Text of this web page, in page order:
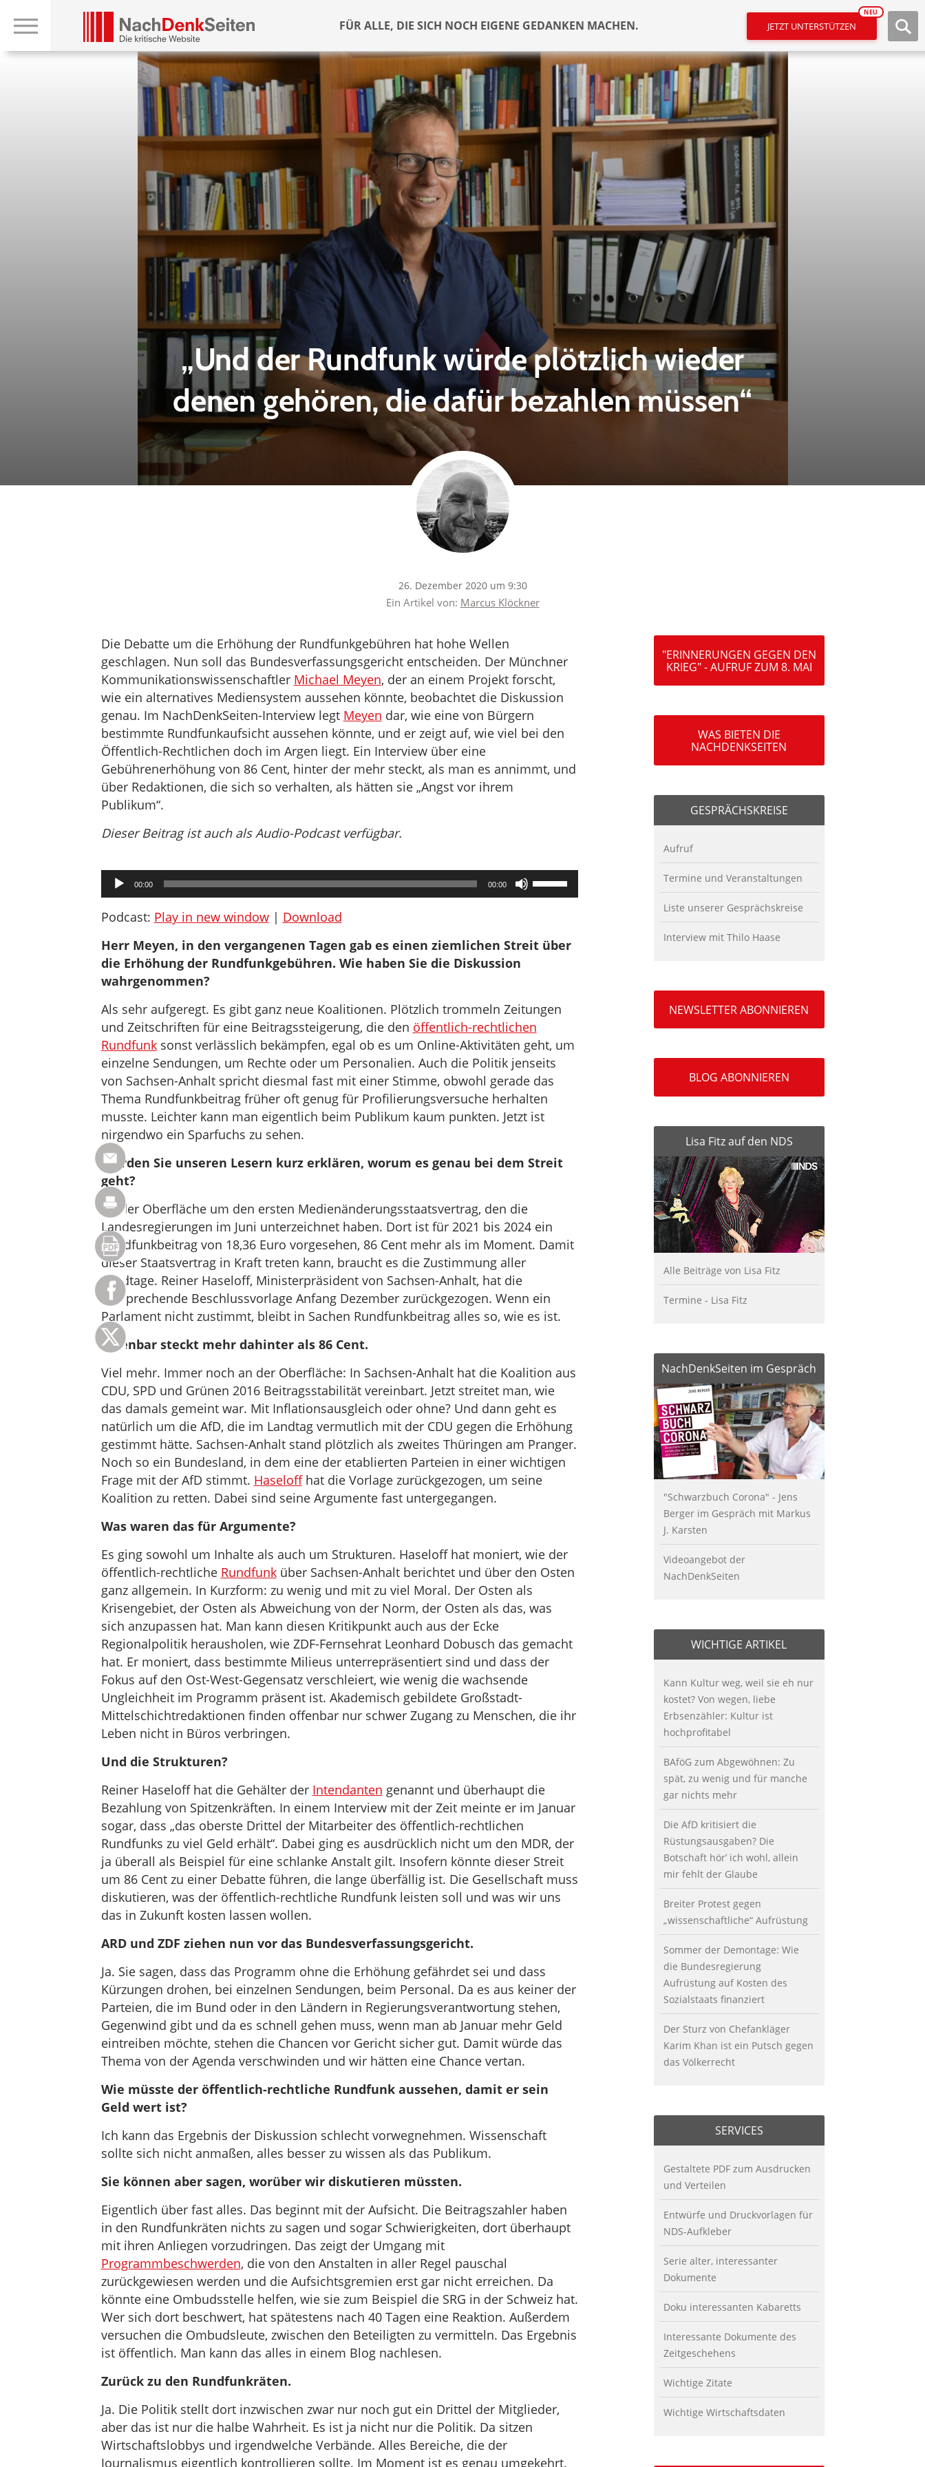
FÜR ALLE, DIE SICH NOCH EIGENE GEDANKEN MACHEN. JETZT UNTERSTÜTZEN
NEU
„Und der Rundfunk würde plötzlich wieder
denen gehören, die dafür bezahlen müssen“
26. Dezember 2020 um 9:30
Ein Artikel von: Marcus Klöckner
Die Debatte um die Erhöhung der Rundfunkgebühren hat hohe Wellen
geschlagen. Nun soll das Bundesverfassungsgericht entscheiden. Der Münchner
Kommunikationswissenschaftler Michael Meyen, der an einem Projekt forscht,
wie ein alternatives Mediensystem aussehen könnte, beobachtet die Diskussion
genau. Im NachDenkSeiten-Interview legt Meyen dar, wie eine von Bürgern
bestimmte Rundfunkaufsicht aussehen könnte, und er zeigt auf, wie viel bei den
Öffentlich-Rechtlichen doch im Argen liegt. Ein Interview über eine
Gebührenerhöhung von 86 Cent, hinter der mehr steckt, als man es annimmt, und
über Redaktionen, die sich so verhalten, als hätten sie „Angst vor ihrem
Publikum“.
Dieser Beitrag ist auch als Audio-Podcast verfügbar.
Audio-
Player
00:00 00:00
Pfeiltasten
Hoch/Runter
die
Podcast: Play in new window| Download
Herr Meyen, in den vergangenen Tagen gab es einen ziemlichen Streit über
die Erhöhung der Rundfunkgebühren. Wie haben Sie die Diskussion
wahrgenommen?
Als sehr aufgeregt. Es gibt ganz neue Koalitionen. Plötzlich trommeln Zeitungen
und Zeitschriften für eine Beitragssteigerung, die den öffentlich-rechtlichen
Rundfunksonst verlässlich bekämpfen, egal ob es um Online-Aktivitäten geht, um
einzelne Sendungen, um Rechte oder um Personalien. Auch die Politik jenseits
von Sachsen-Anhalt spricht diesmal fast mit einer Stimme, obwohl gerade das
Thema Rundfunkbeitrag früher oft genug für Profilierungsversuche herhalten
musste. Leichter kann man eigentlich beim Publikum kaum punkten. Jetzt ist
nirgendwo ein Sparfuchs zu sehen.
Würden Sie unseren Lesern kurz erklären, worum es genau bei dem Streit
geht?
An der Oberfläche um den ersten Medienänderungsstaatsvertrag, den die
Landesregierungen im Juni unterzeichnet haben. Dort ist für 2021 bis 2024 ein
Rundfunkbeitrag von 18,36 Euro vorgesehen, 86 Cent mehr als im Moment. Damit
dieser Staatsvertrag in Kraft treten kann, braucht es die Zustimmung aller
Landtage. Reiner Haseloff, Ministerpräsident von Sachsen-Anhalt, hat die
entsprechende Beschlussvorlage Anfang Dezember zurückgezogen. Wenn ein
Parlament nicht zustimmt, bleibt in Sachen Rundfunkbeitrag alles so, wie es ist.
Offenbar steckt mehr dahinter als 86 Cent.
Viel mehr. Immer noch an der Oberfläche: In Sachsen-Anhalt hat die Koalition aus
CDU, SPD und Grünen 2016 Beitragsstabilität vereinbart. Jetzt streitet man, wie
das damals gemeint war. Mit Inflationsausgleich oder ohne? Und dann geht es
natürlich um die AfD, die im Landtag vermutlich mit der CDU gegen die Erhöhung
gestimmt hätte. Sachsen-Anhalt stand plötzlich als zweites Thüringen am Pranger.
Noch so ein Bundesland, in dem eine der etablierten Parteien in einer wichtigen
Frage mit der AfD stimmt. Haseloffhat die Vorlage zurückgezogen, um seine
Koalition zu retten. Dabei sind seine Argumente fast untergegangen.
Was waren das für Argumente?
Es ging sowohl um Inhalte als auch um Strukturen. Haseloff hat moniert, wie der
öffentlich-rechtliche Rundfunküber Sachsen-Anhalt berichtet und über den Osten
ganz allgemein. In Kurzform: zu wenig und mit zu viel Moral. Der Osten als
Krisengebiet, der Osten als Abweichung von der Norm, der Osten als das, was
sich anzupassen hat. Man kann diesen Kritikpunkt auch aus der Ecke
Regionalpolitik herausholen, wie ZDF-Fernsehrat Leonhard Dobusch das gemacht
hat. Er moniert, dass bestimmte Milieus unterrepräsentiert sind und dass der
Fokus auf den Ost-West-Gegensatz verschleiert, wie wenig die wachsende
Ungleichheit im Programm präsent ist. Akademisch gebildete Großstadt-
Mittelschichtredaktionen finden offenbar nur schwer Zugang zu Menschen, die ihr
Leben nicht in Büros verbringen.
Und die Strukturen?
Reiner Haseloff hat die Gehälter der Intendanten genannt und überhaupt die
Bezahlung von Spitzenkräften. In einem Interview mit der Zeit meinte er im Januar
sogar, dass „das oberste Drittel der Mitarbeiter des öffentlich-rechtlichen
Rundfunks zu viel Geld erhält“. Dabei ging es ausdrücklich nicht um den MDR, der
ja überall als Beispiel für eine schlanke Anstalt gilt. Insofern könnte dieser Streit
um 86 Cent zu einer Debatte führen, die lange überfällig ist. Die Gesellschaft muss
diskutieren, was der öffentlich-rechtliche Rundfunk leisten soll und was wir uns
das in Zukunft kosten lassen wollen.
ARD und ZDF ziehen nun vor das Bundesverfassungsgericht.
Ja. Sie sagen, dass das Programm ohne die Erhöhung gefährdet sei und dass
Kürzungen drohen, bei einzelnen Sendungen, beim Personal. Da es aus keiner der
Parteien, die im Bund oder in den Ländern in Regierungsverantwortung stehen,
Gegenwind gibt und da es schnell gehen muss, wenn man ab Januar mehr Geld
eintreiben möchte, stehen die Chancen vor Gericht sicher gut. Damit würde das
Thema von der Agenda verschwinden und wir hätten eine Chance vertan.
Wie müsste der öffentlich-rechtliche Rundfunk aussehen, damit er sein
Geld wert ist?
Ich kann das Ergebnis der Diskussion schlecht vorwegnehmen. Wissenschaft
sollte sich nicht anmaßen, alles besser zu wissen als das Publikum.
Sie können aber sagen, worüber wir diskutieren müssten.
Eigentlich über fast alles. Das beginnt mit der Aufsicht. Die Beitragszahler haben
in den Rundfunkräten nichts zu sagen und sogar Schwierigkeiten, dort überhaupt
mit ihren Anliegen vorzudringen. Das zeigt der Umgang mit
Programmbeschwerden, die von den Anstalten in aller Regel pauschal
zurückgewiesen werden und die Aufsichtsgremien erst gar nicht erreichen. Da
könnte eine Ombudsstelle helfen, wie sie zum Beispiel die SRG in der Schweiz hat.
Wer sich dort beschwert, hat spätestens nach 40 Tagen eine Reaktion. Außerdem
versuchen die Ombudsleute, zwischen den Beteiligten zu vermitteln. Das Ergebnis
ist öffentlich. Man kann das alles in einem Blog nachlesen.
Zurück zu den Rundfunkräten.
Ja. Die Politik stellt dort inzwischen zwar nur noch gut ein Drittel der Mitglieder,
aber das ist nur die halbe Wahrheit. Es ist ja nicht nur die Politik. Da sitzen
Wirtschaftslobbys und irgendwelche Verbände. Alles Bereiche, die der
Journalismus eigentlich kontrollieren sollte. Im Moment ist es genau umgekehrt.
"ERINNERUNGEN GEGEN DEN
KRIEG" - AUFRUF ZUM 8. MAI
WAS BIETEN DIE
NACHDENKSEITEN
GESPRÄCHSKREISE
Aufruf
Termine und Veranstaltungen
Liste unserer Gesprächskreise
Interview mit Thilo Haase
NEWSLETTER ABONNIEREN
BLOG ABONNIEREN
Lisa Fitz auf den NDS
Alle Beiträge von Lisa Fitz
Termine - Lisa Fitz
NachDenkSeiten im Gespräch
"Schwarzbuch Corona" - Jens
Berger im Gespräch mit Markus
J. Karsten
Videoangebot der
NachDenkSeiten
WICHTIGE ARTIKEL
Kann Kultur weg, weil sie eh nur
kostet? Von wegen, liebe
Erbsenzähler: Kultur ist
hochprofitabel
BAföG zum Abgewöhnen: Zu
spät, zu wenig und für manche
gar nichts mehr
Die AfD kritisiert die
Rüstungsausgaben? Die
Botschaft hör’ ich wohl, allein
mir fehlt der Glaube
Breiter Protest gegen
„wissenschaftliche“ Aufrüstung
Sommer der Demontage: Wie
die Bundesregierung
Aufrüstung auf Kosten des
Sozialstaats finanziert
Der Sturz von Chefankläger
Karim Khan ist ein Putsch gegen
das Völkerrecht
SERVICES
Gestaltete PDF zum Ausdrucken
und Verteilen
Entwürfe und Druckvorlagen für
NDS-Aufkleber
Serie alter, interessanter
Dokumente
Doku interessanten Kabaretts
Interessante Dokumente des
Zeitgeschehens
Wichtige Zitate
Wichtige Wirtschaftsdaten